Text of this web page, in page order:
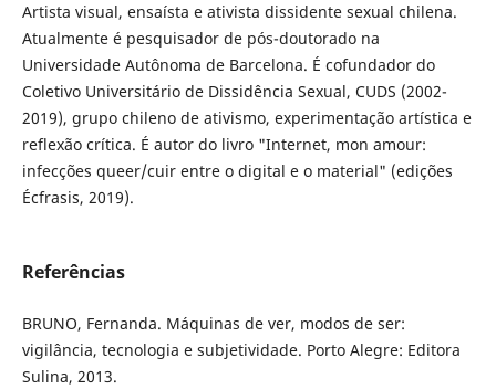
Artista visual, ensaísta e ativista dissidente sexual chilena.
Atualmente é pesquisador de pós-doutorado na
Universidade Autônoma de Barcelona. É cofundador do
Coletivo Universitário de Dissidência Sexual, CUDS (2002-
2019), grupo chileno de ativismo, experimentação artística e
reflexão crítica. É autor do livro "Internet, mon amour:
infecções queer/cuir entre o digital e o material" (edições
Écfrasis, 2019).
Referências
BRUNO, Fernanda. Máquinas de ver, modos de ser:
vigilância, tecnologia e subjetividade. Porto Alegre: Editora
Sulina, 2013.